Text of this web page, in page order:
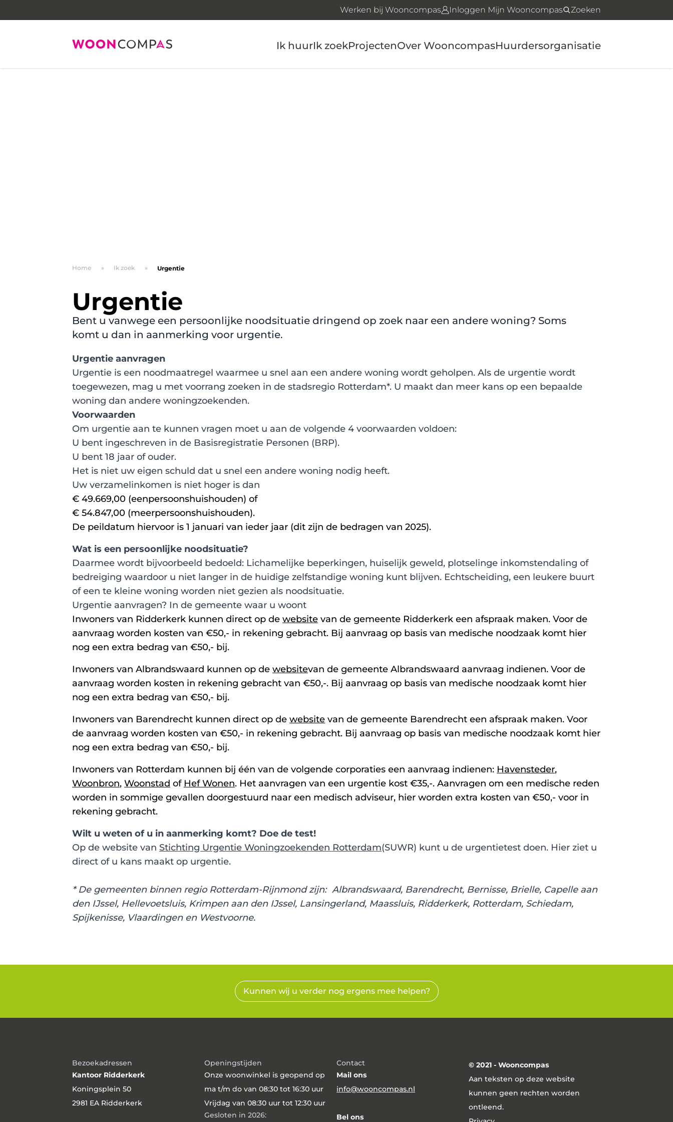
Werken bij Wooncompas Inloggen Mijn Wooncompas Zoeken
Ik huurIk zoekProjectenOver WooncompasHuurdersorganisatie
Home Ik zoek Urgentie
Urgentie
Bent u vanwege een persoonlijke noodsituatie dringend op zoek naar een andere woning? Soms
komt u dan in aanmerking voor urgentie.
Urgentie aanvragen
Urgentie is een noodmaatregel waarmee u snel aan een andere woning wordt geholpen. Als de urgentie wordt
toegewezen, mag u met voorrang zoeken in de stadsregio Rotterdam*. U maakt dan meer kans op een bepaalde
woning dan andere woningzoekenden.
Voorwaarden
Om urgentie aan te kunnen vragen moet u aan de volgende 4 voorwaarden voldoen:
U bent ingeschreven in de Basisregistratie Personen (BRP).
U bent 18 jaar of ouder.
Het is niet uw eigen schuld dat u snel een andere woning nodig heeft.
Uw verzamelinkomen is niet hoger is dan
€ 49.669,00 (eenpersoonshuishouden) of
€ 54.847,00 (meerpersoonshuishouden).
De peildatum hiervoor is 1 januari van ieder jaar (dit zijn de bedragen van 2025).
Wat is een persoonlijke noodsituatie?
Daarmee wordt bijvoorbeeld bedoeld: Lichamelijke beperkingen, huiselijk geweld, plotselinge inkomstendaling of
bedreiging waardoor u niet langer in de huidige zelfstandige woning kunt blijven. Echtscheiding, een leukere buurt
of een te kleine woning worden niet gezien als noodsituatie.
Urgentie aanvragen? In de gemeente waar u woont
Inwoners van Ridderkerk kunnen direct op de website van de gemeente Ridderkerk een afspraak maken. Voor de
aanvraag worden kosten van €50,- in rekening gebracht. Bij aanvraag op basis van medische noodzaak komt hier
nog een extra bedrag van €50,- bij.
Inwoners van Albrandswaard kunnen op de websitevan de gemeente Albrandswaard aanvraag indienen. Voor de
aanvraag worden kosten in rekening gebracht van €50,-. Bij aanvraag op basis van medische noodzaak komt hier
nog een extra bedrag van €50,- bij.
Inwoners van Barendrecht kunnen direct op de website van de gemeente Barendrecht een afspraak maken. Voor
de aanvraag worden kosten van €50,- in rekening gebracht. Bij aanvraag op basis van medische noodzaak komt hier
nog een extra bedrag van €50,- bij.
Inwoners van Rotterdam kunnen bij één van de volgende corporaties een aanvraag indienen: Havensteder,
Woonbron, Woonstad of Hef Wonen. Het aanvragen van een urgentie kost €35,-. Aanvragen om een medische reden
worden in sommige gevallen doorgestuurd naar een medisch adviseur, hier worden extra kosten van €50,- voor in
rekening gebracht.
Wilt u weten of u in aanmerking komt? Doe de test!
Op de website van Stichting Urgentie Woningzoekenden Rotterdam(SUWR) kunt u de urgentietest doen. Hier ziet u
direct of u kans maakt op urgentie.
* De gemeenten binnen regio Rotterdam-Rijnmond zijn: Albrandswaard, Barendrecht, Bernisse, Brielle, Capelle aan
den IJssel, Hellevoetsluis, Krimpen aan den IJssel, Lansingerland, Maassluis, Ridderkerk, Rotterdam, Schiedam,
Spijkenisse, Vlaardingen en Westvoorne.
Kunnen wij u verder nog ergens mee helpen?
Bezoekadressen
Kantoor Ridderkerk
Koningsplein 50
2981 EA Ridderkerk
Openingstijden
Onze woonwinkel is geopend op
ma t/m do van 08:30 tot 16:30 uur
Vrijdag van 08:30 uur tot 12:30 uur
Gesloten in 2026:
Contact
Mail ons
info@wooncompas.nl
Bel ons
© 2021 - Wooncompas
Aan teksten op deze website
kunnen geen rechten worden
ontleend.